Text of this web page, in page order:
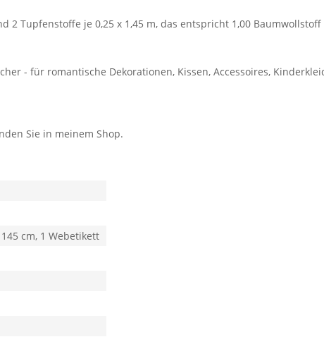
2 Tupfenstoffe je 0,25 x 1,45 m, das entspricht 1,00
- für romantische Dekorationen, Kissen, Accessoires,
Sie in meinem Shop.
cm, 1 Webetikett